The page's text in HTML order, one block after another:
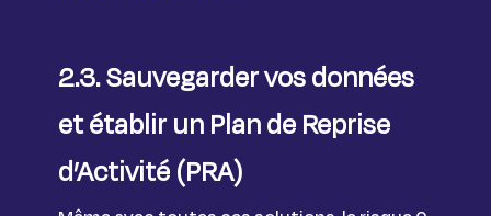
2.3. Sauvegarder vos données
et établir un Plan de Reprise
d’Activité (PRA)